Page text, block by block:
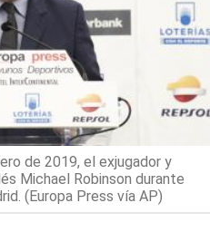
de 2019, el exjugador y
Michael Robinson durante
(Europa Press vía AP)